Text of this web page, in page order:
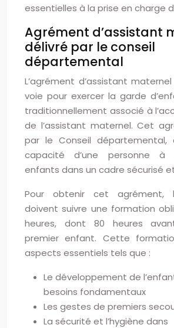
essentielles à la prise en charge
Agrément d’assistant
délivré par le conseil
départemental
L’agrément d’assistant
voie pour exercer la garde
traditionnellement associé à
de l’assistant maternel. Cet
par le Conseil
capacité d’une personne à
enfants dans un cadre sécurisé
Pour obtenir cet agrément,
doivent suivre une formation
heures, dont 80 heures
premier enfant. Cette
aspects essentiels tels que :
Le développement de
besoins fondamentaux
Les gestes de premiers
La sécurité et l’hygiène dans